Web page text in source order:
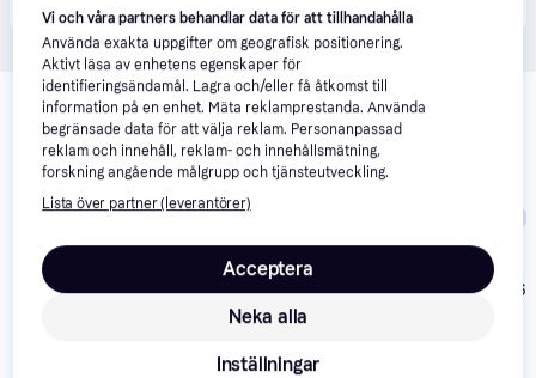
Relaterade produkter
Vi har plockat fram ett urval av produkter som kanske skulle
intressera dig. Visa alla
Trendande
Glasskärare
YATO YT-7560
Vi och våra partners behandlar data för att tillhandahålla
Använda exakta uppgifter om geografisk positionering.
Aktivt läsa av enhetens egenskaper för
identifieringsändamål. Lagra och/eller få åtkomst till
information på en enhet. Mäta reklamprestanda. Använda
begränsade data för att välja reklam. Personanpassad
reklam och innehåll, reklam- och innehållsmätning,
forskning angående målgrupp och tjänsteutveckling.
Lista över partner (leverantörer)
Neka alla
Acceptera
Inställningar